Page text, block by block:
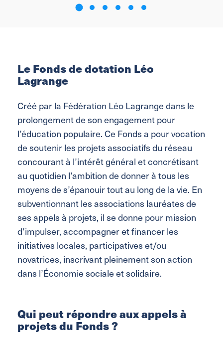
Le Fonds de dotation Léo
Lagrange
Créé par la Fédération Léo Lagrange dans le
prolongement de son engagement pour
l’éducation populaire. Ce Fonds a pour vocation
de soutenir les projets associatifs du réseau
concourant à l’intérêt général et concrétisant
au quotidien l’ambition de donner à tous les
moyens de s’épanouir tout au long de la vie. En
subventionnant les associations lauréates de
ses appels à projets, il se donne pour mission
d’impulser, accompagner et financer les
initiatives locales, participatives et/ou
novatrices, inscrivant pleinement son action
dans l’Économie sociale et solidaire.
Qui peut répondre aux appels à
projets du Fonds ?